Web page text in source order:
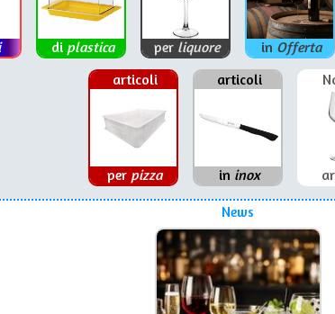
di plastica per liquore in Offerta
articoli
per pizza
articoli
in inox
News